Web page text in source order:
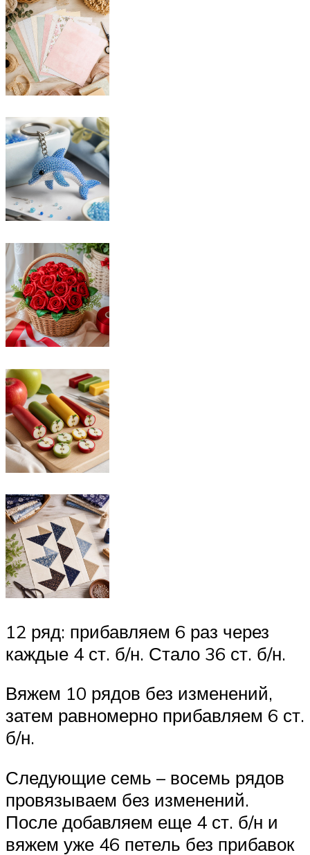
12 ряд: прибавляем 6 раз через
каждые 4 ст. б/н. Стало 36 ст. б/н.
Вяжем 10 рядов без изменений,
затем равномерно прибавляем 6 ст.
б/н.
Следующие семь – восемь рядов
провязываем без изменений.
После добавляем еще 4 ст. б/н и
вяжем уже 46 петель без прибавок